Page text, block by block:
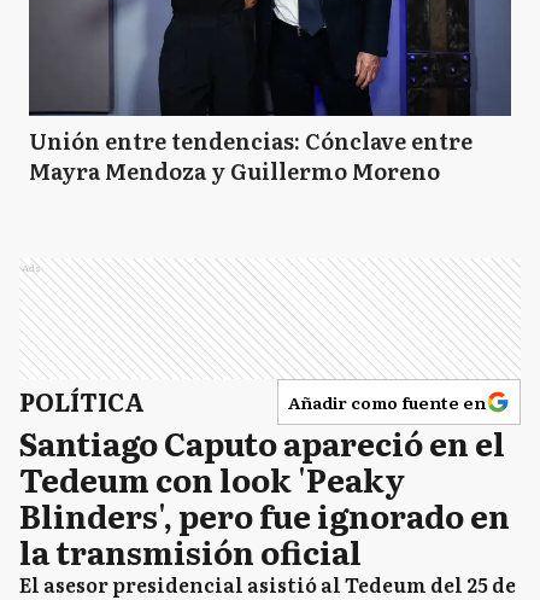
Unión entre tendencias: Cónclave entre
Mayra Mendoza y Guillermo Moreno
Ads
POLÍTICA Añadir como fuente en
Santiago Caputo apareció en el
Tedeum con look 'Peaky
Blinders', pero fue ignorado en
la transmisión oficial
El asesor presidencial asistió al Tedeum del 25 de